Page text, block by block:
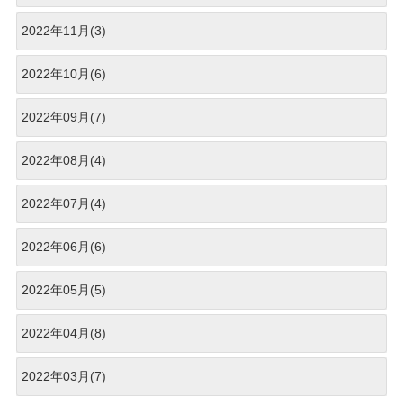
2022年11月(3)
2022年10月(6)
2022年09月(7)
2022年08月(4)
2022年07月(4)
2022年06月(6)
2022年05月(5)
2022年04月(8)
2022年03月(7)